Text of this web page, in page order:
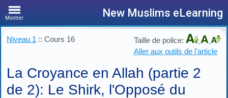
Montrer New Muslims eLearning
Niveau 1 :: Cours 16
Taille de police:
Aller aux outils de l'article
La Croyance en Allah (partie 2
de 2): Le Shirk, l'Opposé du